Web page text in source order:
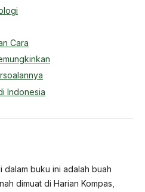
Cara
Indonesia
dalam buku ini adalah buah
dimuat di Harian Kompas,